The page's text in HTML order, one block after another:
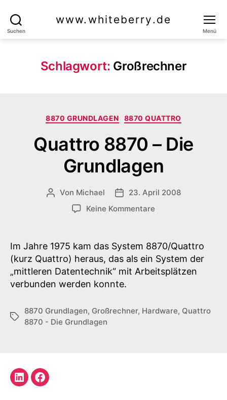
Suchen
www.whiteberry.de
Menü
Schlagwort: Großrechner
Kategorien
8870 GRUNDLAGEN 8870 QUATTRO
Quattro 8870 – Die
Grundlagen
Beitragsautor
Von Michael Veröffentlichungsdatum
23. April 2008
Keine Kommentare
–
Die
Grundlagen
Im Jahre 1975 kam das System 8870/Quattro
(kurz Quattro) heraus, das als ein System der
„mittleren Datentechnik“ mit Arbeitsplätzen
verbunden werden konnte.
Schlagwörter
8870 Grundlagen, Großrechner, Hardware, Quattro
8870 - Die Grundlagen
LinkedInFacebook